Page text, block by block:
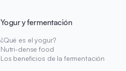
Yogur y fermentación
¿Qué es el yogur?
Nutri-dense food
Los beneficios de la fermentación